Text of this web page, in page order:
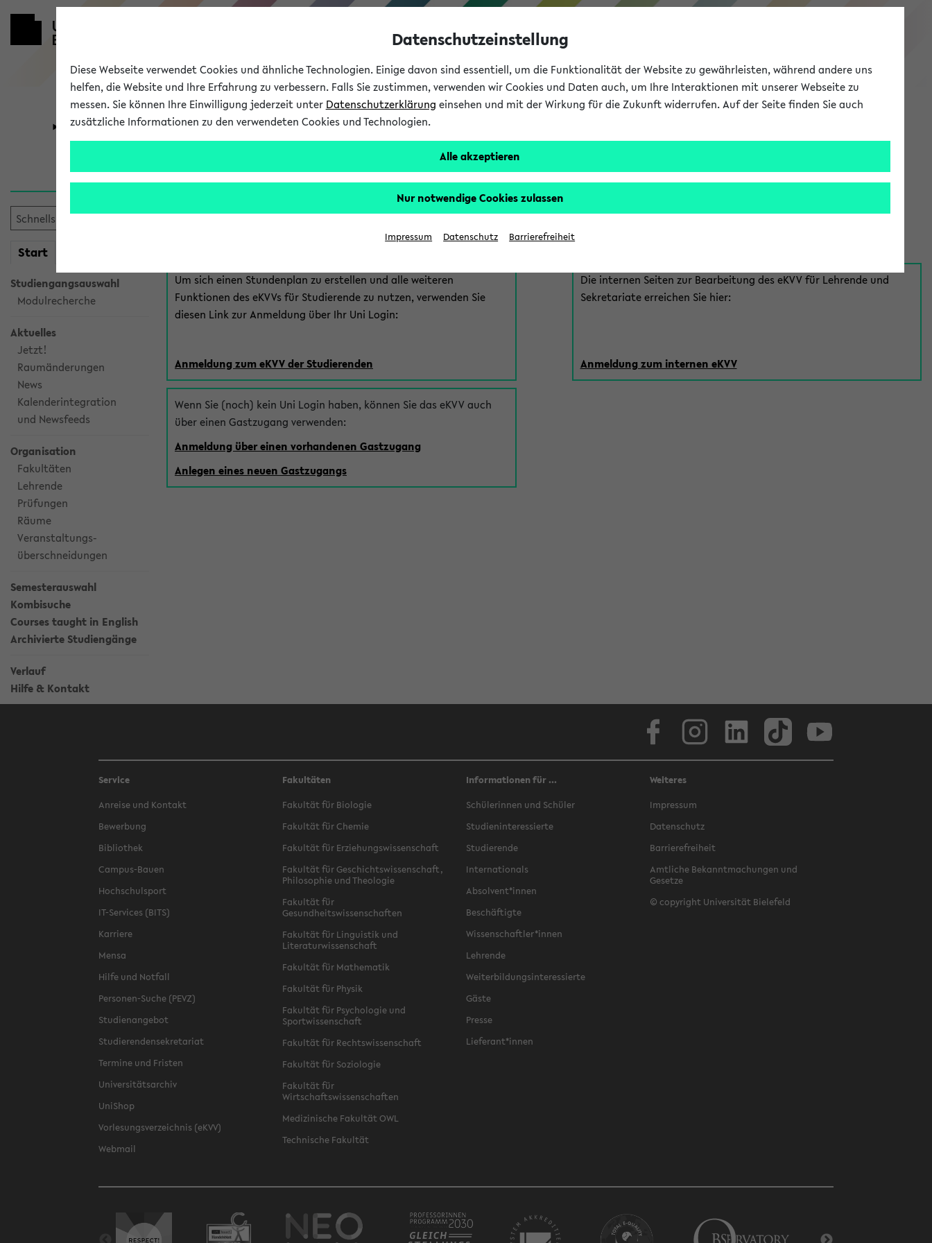
eKVV
Universität Forschung Studium
Start
Studiengangsauswahl
Modulrecherche
Aktuelles
Jetzt!
Raumänderungen
News
Kalenderintegration
und Newsfeeds
Organisation
Fakultäten
Lehrende
Prüfungen
Räume
Veranstaltungs-
überschneidungen
Semesterauswahl
Kombisuche
Courses taught in English
Archivierte Studiengänge
Verlauf
Hilfe & Kontakt
Anmeldung am eKVV
Es gibt mehrere Möglichkeiten zur Anmeldung am eKVV. Bitte wählen Sie die für Sie richtige aus:
Um sich einen Stundenplan zu erstellen und alle weiteren
Funktionen des eKVVs für Studierende zu nutzen, verwenden Sie
diesen Link zur Anmeldung über Ihr Uni Login:
Anmeldung zum eKVV der Studierenden
Wenn Sie (noch) kein Uni Login haben, können Sie das eKVV auch
über einen Gastzugang verwenden:
Anmeldung über einen vorhandenen Gastzugang
Anlegen eines neuen Gastzugangs
eKVV für Mitarbeiter*innen
Die internen Seiten zur Bearbeitung des eKVV für Lehrende und
Sekretariate erreichen Sie hier:
Anmeldung zum internen eKVV
Service
Anreise und Kontakt
Bewerbung
Bibliothek
Campus-Bauen
Hochschulsport
IT-Services (BITS)
Karriere
Mensa
Hilfe und Notfall
Personen-Suche (PEVZ)
Studienangebot
Studierendensekretariat
Termine und Fristen
Universitätsarchiv
UniShop
Vorlesungsverzeichnis (eKVV)
Webmail
Fakultäten
Fakultät für Biologie
Fakultät für Chemie
Fakultät für Erziehungswissenschaft
Fakultät für Geschichtswissenschaft,
Philosophie und Theologie
Fakultät für
Gesundheitswissenschaften
Fakultät für Linguistik und
Literaturwissenschaft
Fakultät für Mathematik
Fakultät für Physik
Fakultät für Psychologie und
Sportwissenschaft
Fakultät für Rechtswissenschaft
Fakultät für Soziologie
Fakultät für
Wirtschaftswissenschaften
Medizinische Fakultät OWL
Technische Fakultät
Informationen für ...
Schülerinnen und Schüler
Studieninteressierte
Studierende
Internationals
Absolvent*innen
Beschäftigte
Wissenschaftler*innen
Lehrende
Weiterbildungsinteressierte
Gäste
Presse
Lieferant*innen
Weiteres
Impressum
Datenschutz
Barrierefreiheit
Amtliche Bekanntmachungen und
Gesetze
© copyright Universität Bielefeld
Datenschutzeinstellung
Diese Webseite verwendet Cookies und ähnliche Technologien. Einige davon sind essentiell, um die Funktionalität der Website zu gewährleisten, während andere uns
helfen, die Website und Ihre Erfahrung zu verbessern. Falls Sie zustimmen, verwenden wir Cookies und Daten auch, um Ihre Interaktionen mit unserer Webseite zu
messen. Sie können Ihre Einwilligung jederzeit unter Datenschutzerklärung einsehen und mit der Wirkung für die Zukunft widerrufen. Auf der Seite finden Sie auch
zusätzliche Informationen zu den verwendeten Cookies und Technologien.
Alle akzeptieren
Nur notwendige Cookies zulassen
Impressum Datenschutz Barrierefreiheit